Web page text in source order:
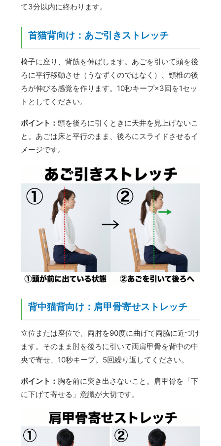
て3分以内に終わります。
首猫背向け：あご引きストレッチ
椅子に座り、背筋を伸ばします。あごを引いて頭を後
ろに平行移動させ（うなずくのではなく）、頸椎の後
ろが伸びる感覚を作ります。10秒キープ×3回を1セッ
トとしてください。
ポイント：頭を後ろに引くときに天井を見上げないこ
と。あごは床と平行のまま、後ろにスライドさせるイ
メージです。
背中猫背向け：肩甲骨寄せストレッチ
立位または座位で、両肘を90度に曲げて両脇に近づけ
ます。そのまま肘を後ろに引いて両肩甲骨を背中の中
央で寄せ、10秒キープ。5回繰り返してください。
ポイント： 胸を前に突き出さないこと。肩甲骨を「下
に下げて寄せる」意識が大切です。